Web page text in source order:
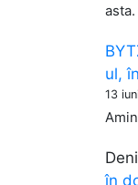
ul,
13
în